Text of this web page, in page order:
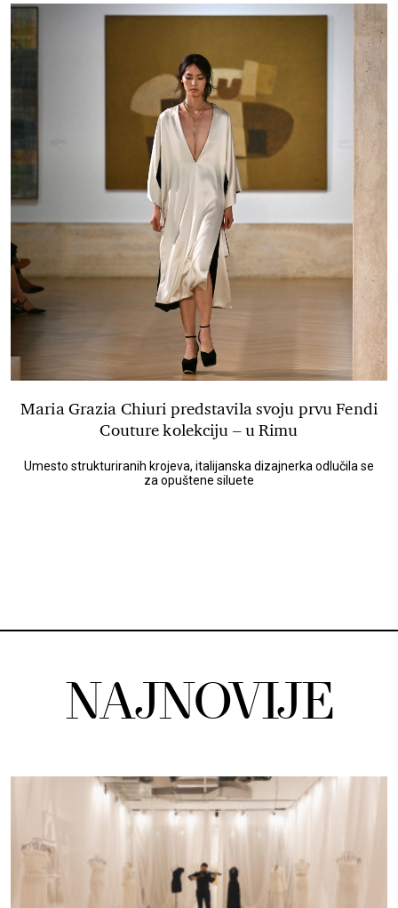
Maria Grazia Chiuri predstavila svoju prvu Fendi
Couture kolekciju – u Rimu
Umesto strukturiranih krojeva, italijanska dizajnerka odlučila se
za opuštene siluete
NAJNOVIJE